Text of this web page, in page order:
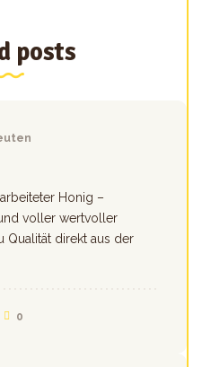
posts
Honig –
voller wertvoller
Qualität direkt aus der
0